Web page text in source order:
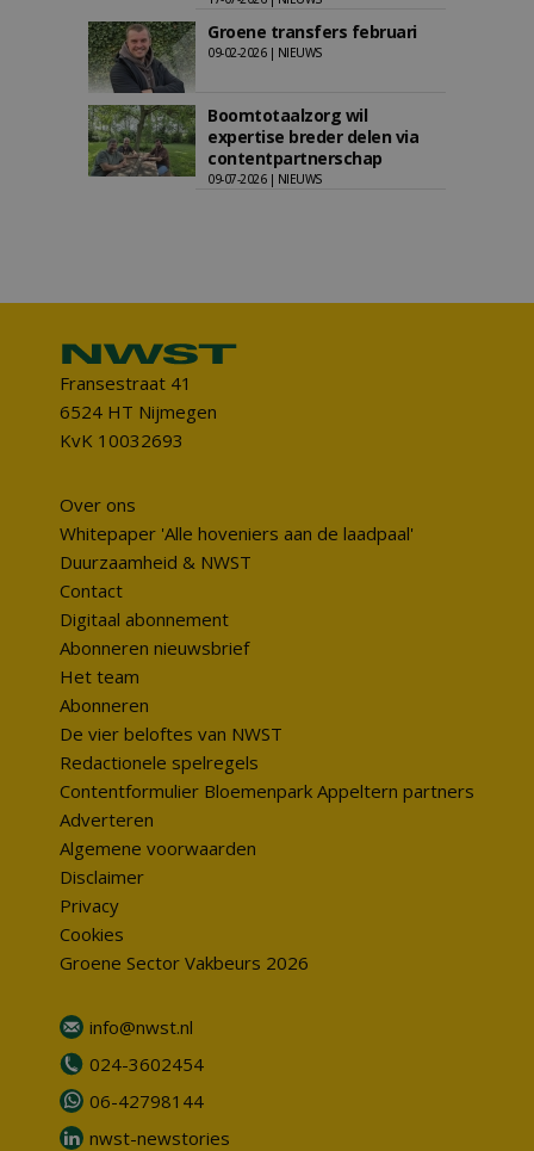
Groene transfers februari
09-02-2026 | NIEUWS
Boomtotaalzorg wil
expertise breder delen via
contentpartnerschap
09-07-2026 | NIEUWS
Fransestraat 41
6524 HT Nijmegen
KvK 10032693
Over ons
Whitepaper 'Alle hoveniers aan de laadpaal'
Duurzaamheid & NWST
Contact
Digitaal abonnement
Abonneren nieuwsbrief
Het team
Abonneren
De vier beloftes van NWST
Redactionele spelregels
Contentformulier Bloemenpark Appeltern partners
Adverteren
Algemene voorwaarden
Disclaimer
Privacy
Cookies
Groene Sector Vakbeurs 2026
info@nwst.nl
024-3602454
06-42798144
nwst-newstories